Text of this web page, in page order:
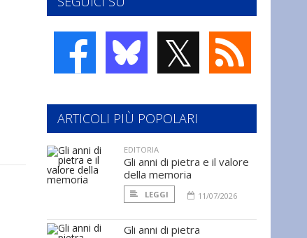
𝕏
ARTICOLI PIÙ POPOLARI
EDITORIA
Gli anni di pietra e il valore
della memoria
LEGGI 11/07/2026
Gli anni di pietra